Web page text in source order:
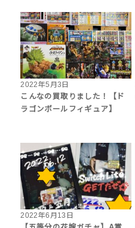
2022年5月3日
こんなの買取りました！【ド
ラゴンボールフィギュア】
2022年6月13日